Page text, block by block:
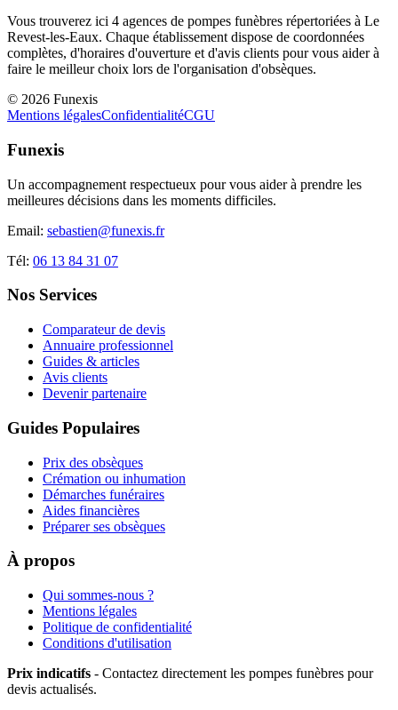
Vous trouverez ici 4 agences de pompes funèbres répertoriées à Le
Revest-les-Eaux. Chaque établissement dispose de coordonnées
complètes, d'horaires d'ouverture et d'avis clients pour vous aider à
faire le meilleur choix lors de l'organisation d'obsèques.
© 2026 Funexis
Mentions légalesConfidentialitéCGU
Funexis
Un accompagnement respectueux pour vous aider à prendre les
meilleures décisions dans les moments difficiles.
Email: sebastien@funexis.fr
Tél: 06 13 84 31 07
Nos Services
Comparateur de devis
Annuaire professionnel
Guides & articles
Avis clients
Devenir partenaire
Guides Populaires
Prix des obsèques
Crémation ou inhumation
Démarches funéraires
Aides financières
Préparer ses obsèques
À propos
Qui sommes-nous ?
Mentions légales
Politique de confidentialité
Conditions d'utilisation
Prix indicatifs - Contactez directement les pompes funèbres pour
devis actualisés.